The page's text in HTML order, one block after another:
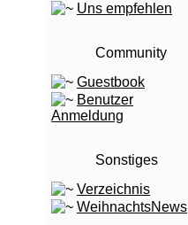
Uns empfehlen
Community
Guestbook
Benutzer
Anmeldung
Sonstiges
Verzeichnis
WeihnachtsNews